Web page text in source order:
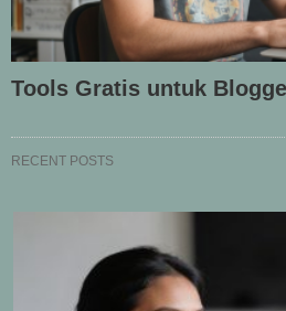
Tools Gratis untuk
RECENT POSTS